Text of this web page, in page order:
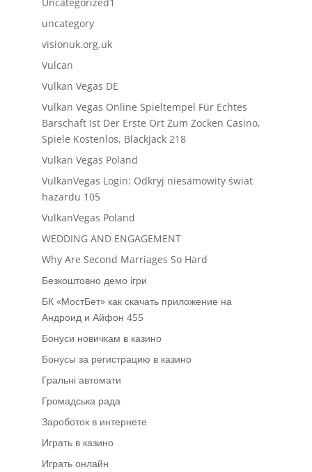
uncategory
visionuk.org.uk
Vulcan
Vulkan Vegas DE
Vulkan Vegas Online Spieltempel Für Echtes
Barschaft Ist Der Erste Ort Zum Zocken Casino,
Spiele Kostenlos, Blackjack 218
Vulkan Vegas Poland
VulkanVegas Login: Odkryj niesamowity świat
hazardu 105
VulkanVegas Poland
WEDDING AND ENGAGEMENT
Why Are Second Marriages So Hard
Безкоштовно демо ігри
БК «МостБет» как скачать приложение на
Андроид и Айфон 455
Бонуси новичкам в казино
Бонусы за регистрацию в казино
Гральні автомати
Громадська рада
Зароботок в интернете
Играть в казино
Играть онлайн